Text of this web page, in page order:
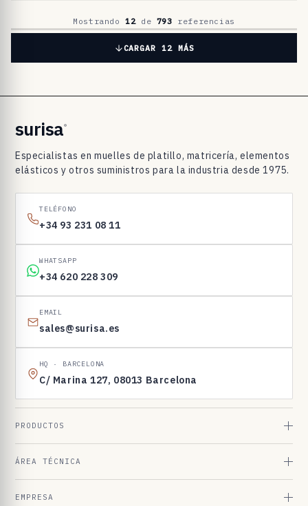
D
N
0
9
3
/
D
6
3
Mostrando12de 793 referencias
CARGAR 12 MÁS
surisa®
Especialistas en muelles de platillo, matricería, elementos
elásticos y otros suministros para la industria desde 1975.
TELÉFONO
+34 93 231 08 11
WHATSAPP
+34 620 228 309
EMAIL
sales@surisa.es
HQ · BARCELONA
C/ Marina 127, 08013 Barcelona
PRODUCTOS
ÁREA TÉCNICA
EMPRESA